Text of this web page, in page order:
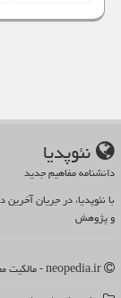
نئوپدیا
دانشنامه مفاهیم جدید
با نئوپدیا، در جریان
و پژوهش